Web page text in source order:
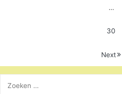
…
30
Next
naar: